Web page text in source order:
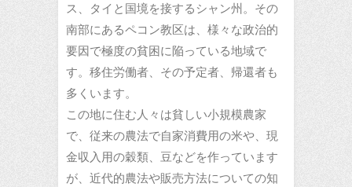
ス、タイと国境を接するシャン州。その
南部にあるペコン教区は、様々な政治的
要因で極度の貧困に陥っている地域で
す。移住労働者、その予定者、帰還者も
多くいます。
この地に住む人々は貧しい小規模農家
で、従来の農法で自家消費用の米や、現
金収入用の穀類、豆などを作っています
が、近代的農法や販売方法についての知